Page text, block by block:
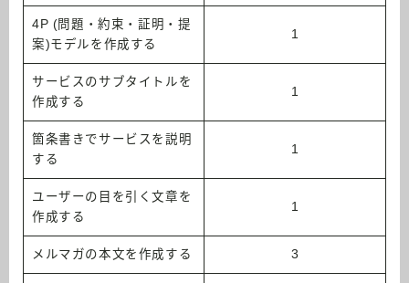
4P (問題・約束・証明・提
案)モデルを作成する
1
サービスのサブタイトルを
作成する
1
箇条書きでサービスを説明
する
1
ユーザーの目を引く文章を
作成する
1
メルマガの本文を作成する 3